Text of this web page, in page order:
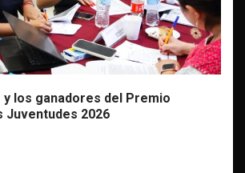
y los ganadores del Premio
Juventudes 2026